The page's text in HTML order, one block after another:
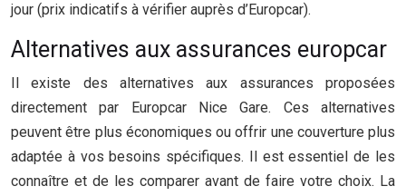
jour (prix indicatifs à vérifier auprès d’Europcar).
Alternatives aux assurances europcar
Il existe des alternatives aux assurances proposées
directement par Europcar Nice Gare. Ces alternatives
peuvent être plus économiques ou offrir une couverture plus
adaptée à vos besoins spécifiques. Il est essentiel de les
connaître et de les comparer avant de faire votre choix. La